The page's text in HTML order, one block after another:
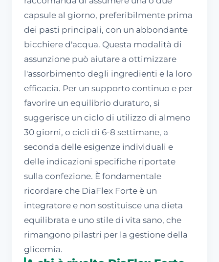
capsule al giorno, preferibilmente prima
dei pasti principali, con un abbondante
bicchiere d'acqua. Questa modalità di
assunzione può aiutare a ottimizzare
l'assorbimento degli ingredienti e la loro
efficacia. Per un supporto continuo e per
favorire un equilibrio duraturo, si
suggerisce un ciclo di utilizzo di almeno
30 giorni, o cicli di 6-8 settimane, a
seconda delle esigenze individuali e
delle indicazioni specifiche riportate
sulla confezione. È fondamentale
ricordare che DiaFlex Forte è un
integratore e non sostituisce una dieta
equilibrata e uno stile di vita sano, che
rimangono pilastri per la gestione della
glicemia.